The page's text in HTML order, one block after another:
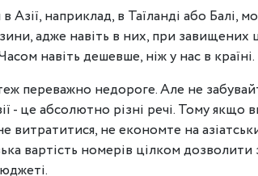
Азії, наприклад, в Таїланді або Балі,
адже навіть в них, при завищених
навіть дешевше, ніж у нас в країні.
переважно недороге. Але не
- це абсолютно різні речі. Тому
витратитися, не економте на
вартість номерів цілком